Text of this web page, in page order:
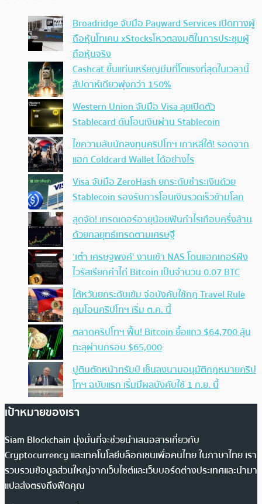
Broadridge จับมือ Payward Services เปิดทางผู้
ถือหุ้นโทเคน xStocksโหวตลงมติในการประชุมผู้
ถือหุ้นจริง
Cashcat ขึ้นแท่นเหรียญมีมที่โตแรงที่สุดในเวลานี้
สัปดาห์เดียวพุ่งกว่า 150%
Western Union จับมือ Visa ลุยเปิดตัว
Stablecard ดันโอนเงินผ่าน Stablecoin
ไขความลับนักลงทุนคริปโทฯ เกาหลีใต้! รอดจาก
แฮก Coldcard Wallet ได้อย่างไร
Visa จับมือ ZeroHash ยกระดับชำระเงินด้วย
Stablecoin รองรับการโอนเงินรวดเร็วข้ามโลก
สุดจัด! เทรดเดอร์อายุน้อยฟันกำไรเกือบครึ่งล้าน
ด้วยกลยุทธ์เทรดตามเศรษฐี
‘เต๋า เศรษฐพงศ์’ งานเข้า NAS โดนแฮกเกอร์ฝัง
ไวรัสเรียกค่าไถ่ Bitcoin เป็นจำนวน 0.07 BTC
ไต้หวันยกระดับเข้ม จ่อบังคับใช้กฏ Travel Rule
คุมโอนคริปโทฯ เริ่ม ต.ค. นี้
ตลาดคริปโทฯ ฟื้น! Bitcoin ยื้อแถว $64,700 ลุ้น
ทะลุผ่านกรอบ $65,000
ปูตินตัดหน้าทรัมป์ เซ็นลงนามอนุมัติกฎหมายคริป
โทฯ ฉบับแรก เริ่มมีผลบังคับใช้ 1 ก.ย. นี้
เป้าหมายของเรา
Siam Blockchain มุ่งมั่นที่จะช่วยนำเสนอสารเกี่ยวกับ
Cryptocurrency และเทคโนโลยีบล็อกเชนเพื่อคนไทย ในภาษาไทย เรา
รวบรวมข้อมูลส่วนใหญ่จากเว็บไซต์และเว็บบอร์ดต่างประเทศและนำมา
แปลส่งตรงถึงฟีดคุณ